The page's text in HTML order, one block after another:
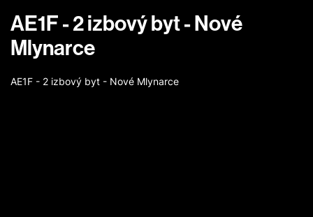
AE1F - 2 izbový byt - Nové
Mlynarce
AE1F - 2 izbový byt - Nové Mlynarce